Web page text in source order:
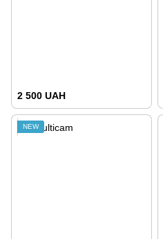
2 500 UAH
NEW